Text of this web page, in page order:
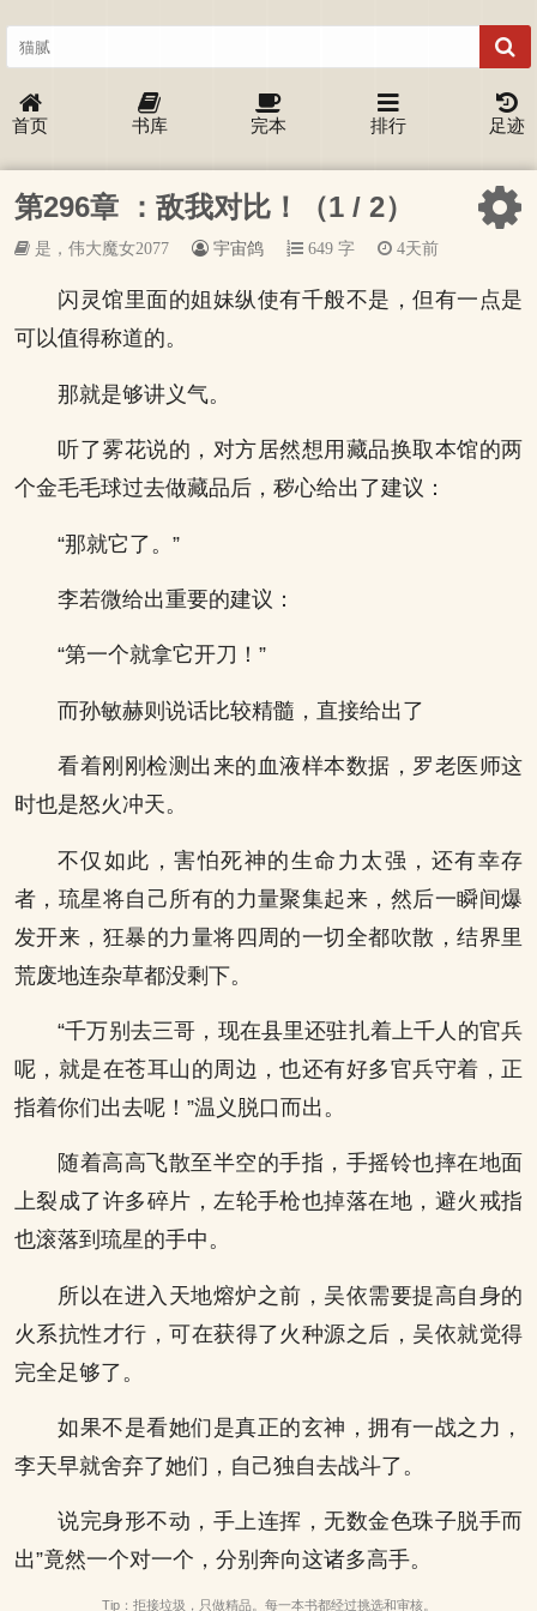
首页 书库 完本 排行 足迹
第296章 ：敌我对比！（1 / 2）
是，伟大魔女2077 宇宙鸽 649 字 4天前
闪灵馆里面的姐妹纵使有千般不是，但有一点是
可以值得称道的。
那就是够讲义气。
听了雾花说的，对方居然想用藏品换取本馆的两
个金毛毛球过去做藏品后，秽心给出了建议：
“那就它了。”
李若微给出重要的建议：
“第一个就拿它开刀！”
而孙敏赫则说话比较精髓，直接给出了
看着刚刚检测出来的血液样本数据，罗老医师这
时也是怒火冲天。
不仅如此，害怕死神的生命力太强，还有幸存
者，琉星将自己所有的力量聚集起来，然后一瞬间爆
发开来，狂暴的力量将四周的一切全都吹散，结界里
荒废地连杂草都没剩下。
“千万别去三哥，现在县里还驻扎着上千人的官兵
呢，就是在苍耳山的周边，也还有好多官兵守着，正
指着你们出去呢！”温义脱口而出。
随着高高飞散至半空的手指，手摇铃也摔在地面
上裂成了许多碎片，左轮手枪也掉落在地，避火戒指
也滚落到琉星的手中。
所以在进入天地熔炉之前，吴依需要提高自身的
火系抗性才行，可在获得了火种源之后，吴依就觉得
完全足够了。
如果不是看她们是真正的玄神，拥有一战之力，
李天早就舍弃了她们，自己独自去战斗了。
说完身形不动，手上连挥，无数金色珠子脱手而
出”竟然一个对一个，分别奔向这诸多高手。
Tip：拒接垃圾，只做精品。每一本书都经过挑选和审核。